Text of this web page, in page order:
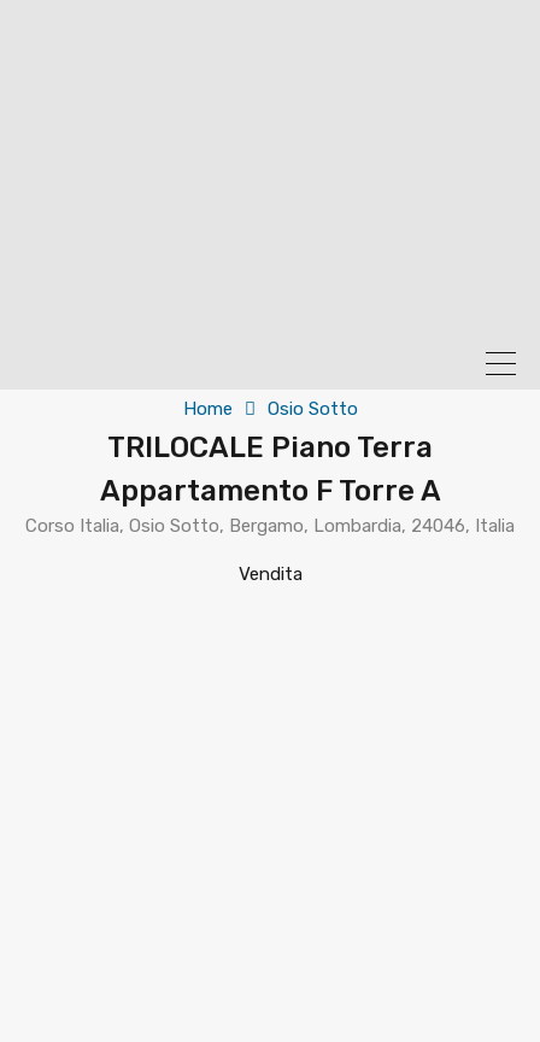
Home Osio Sotto
TRILOCALE Piano Terra
Appartamento F Torre A
Corso Italia, Osio Sotto, Bergamo, Lombardia, 24046, Italia
Vendita